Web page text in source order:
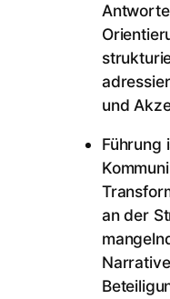
und
Führung
an der